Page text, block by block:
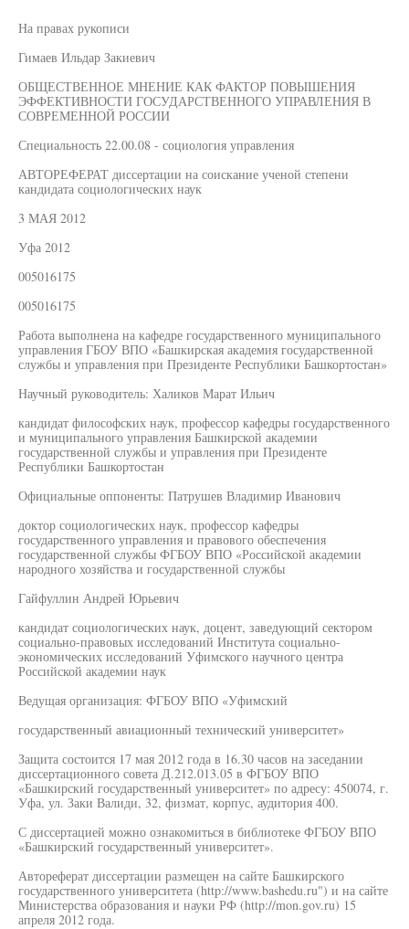
На правах рукописи
Гимаев Ильдар Закиевич
ОБЩЕСТВЕННОЕ МНЕНИЕ КАК ФАКТОР ПОВЫШЕНИЯ
ЭФФЕКТИВНОСТИ ГОСУДАРСТВЕННОГО УПРАВЛЕНИЯ В
СОВРЕМЕННОЙ РОССИИ
Специальность 22.00.08 - социология управления
АВТОРЕФЕРАТ диссертации на соискание ученой степени
кандидата социологических наук
3 МАЯ 2012
Уфа 2012
005016175
005016175
Работа выполнена на кафедре государственного муниципального
управления ГБОУ ВПО «Башкирская академия государственной
службы и управления при Президенте Республики Башкортостан»
Научный руководитель: Халиков Марат Ильич
кандидат философских наук, профессор кафедры государственного
и муниципального управления Башкирской академии
государственной службы и управления при Президенте
Республики Башкортостан
Официальные оппоненты: Патрушев Владимир Иванович
доктор социологических наук, профессор кафедры
государственного управления и правового обеспечения
государственной службы ФГБОУ ВПО «Российской академии
народного хозяйства и государственной службы
Гайфуллин Андрей Юрьевич
кандидат социологических наук, доцент, заведующий сектором
социально-правовых исследований Института социально-
экономических исследований Уфимского научного центра
Российской академии наук
Ведущая организация: ФГБОУ ВПО «Уфимский
государственный авиационный технический университет»
Защита состоится 17 мая 2012 года в 16.30 часов на заседании
диссертационного совета Д.212.013.05 в ФГБОУ ВПО
«Башкирский государственный университет» по адресу: 450074, г.
Уфа, ул. Заки Валиди, 32, физмат, корпус, аудитория 400.
С диссертацией можно ознакомиться в библиотеке ФГБОУ ВПО
«Башкирский государственный университет».
Автореферат диссертации размещен на сайте Башкирского
государственного университета (http://www.bashedu.ru") и на сайте
Министерства образования и науки РФ (http://mon.gov.ru) 15
апреля 2012 года.